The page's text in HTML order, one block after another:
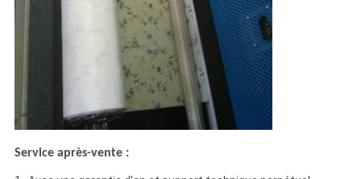
Service après-vente :